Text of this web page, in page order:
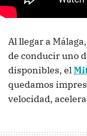
Al llegar a
de conducir uno
disponibles, el
quedamos
velocidad,